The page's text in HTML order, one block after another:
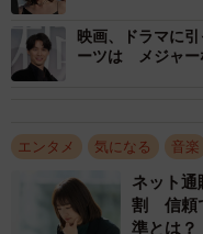
目に多い名字となって
東北南部に多く、岐阜
ている。
映画、ドラマに
ーツは メジャー
エンタメ 気になる 音楽
ネット通
割 信頼
準とは？